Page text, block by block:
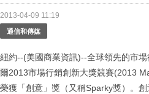
2013-04-09 11:19
通信和傳媒
紐約--(美國商業資訊)--全球領先的市
爾2013市場行銷創新大獎競賽(2013
榮獲「創意」獎（又稱Sparky獎）。